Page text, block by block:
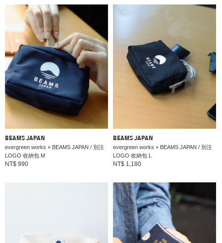
BEAMS JAPAN
evergreen works × BEAMS JAPAN / 別注
LOGO 收納包 M
NT$ 990
BEAMS JAPAN
evergreen works × BEAMS JAPAN / 別注
LOGO 收納包 L
NT$ 1,180